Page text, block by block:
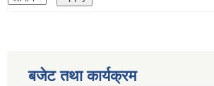
बजेट तथा कार्यक्रम